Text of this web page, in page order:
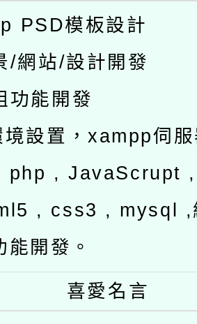
PSD模板設計
/網站/設計開發
功能開發
設置，xampp伺
php , JavaScrupt
, css3 , mysql ,
開發。
喜愛名言